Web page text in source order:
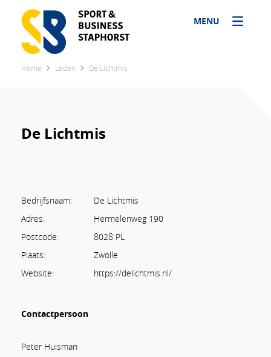
MENU
Home Leden De Lichtmis
De Lichtmis
Bedrijfsnaam:
De Lichtmis
Adres:
Hermelenweg 190
Postcode:
8028 PL
Plaats:
Zwolle
Website:
https://delichtmis.nl/
Contactpersoon
Peter Huisman